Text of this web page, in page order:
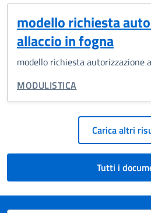
modello richiesta
allaccio in fogna
modello richiesta autorizzazione
TIPO DI DOCUMENTO:
MODULISTICA
Paginazione Carica altri
Tutti i